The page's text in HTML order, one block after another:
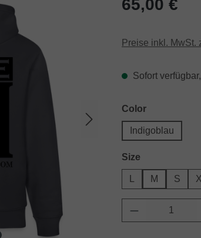
65,00 €
Preise inkl. MwSt.
Sofort
Colorauswählen
Indigoblau
Size
M S
Produkt